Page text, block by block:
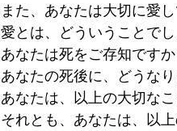
また、あなたは大切に愛
愛とは、どういうことでし
あなたは死をご存知ですか
あなたの死後に、どうなり
あなたは、以上の大切な
それとも、あなたは、以